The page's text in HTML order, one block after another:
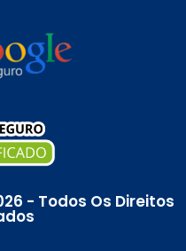
- Todos Os Direitos